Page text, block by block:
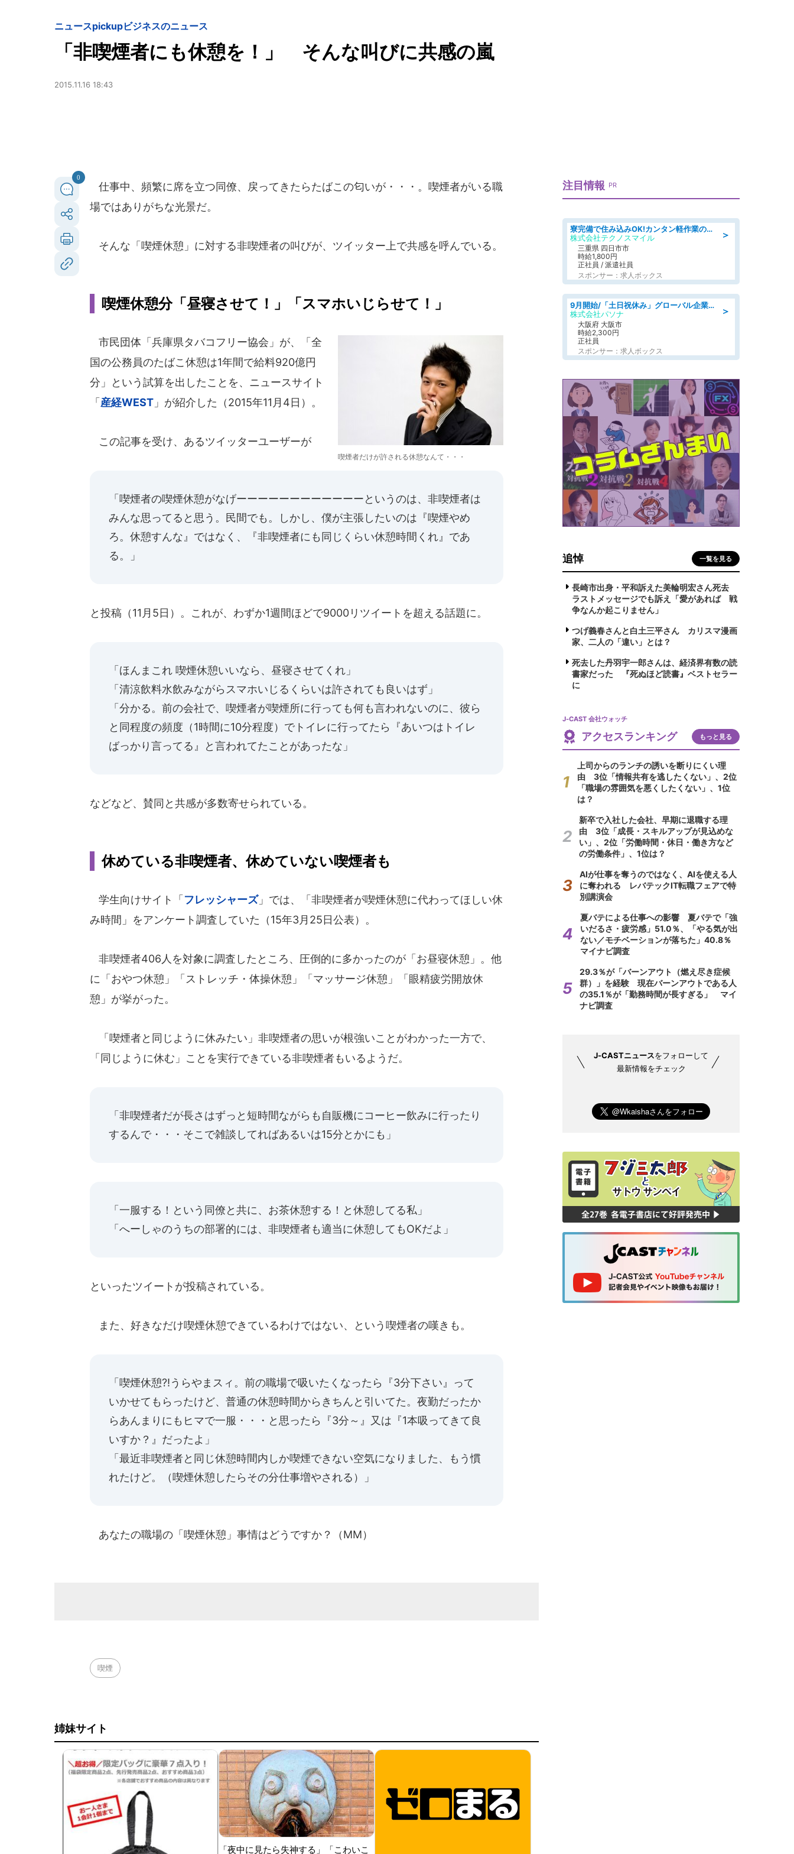
ニュースpickupビジネスのニュース
「非喫煙者にも休憩を！」 そんな叫びに共感の嵐
2015.11.16 18:43
0
仕事中、頻繁に席を立つ同僚、戻ってきたらたばこの匂いが・・・。喫煙者がいる職
場ではありがちな光景だ。
そんな「喫煙休憩」に対する非喫煙者の叫びが、ツイッター上で共感を呼んでいる。
喫煙休憩分「昼寝させて！」「スマホいじらせて！」
喫煙者だけが許される休憩なんて・・・
市民団体「兵庫県タバコフリー協会」が、「全
国の公務員のたばこ休憩は1年間で給料920億円
分」という試算を出したことを、ニュースサイト
「 産経WEST 」が紹介した（2015年11月4日）。
この記事を受け、あるツイッターユーザーが
「喫煙者の喫煙休憩がなげーーーーーーーーーーーーというのは、非喫煙者は
みんな思ってると思う。民間でも。しかし、僕が主張したいのは『喫煙やめ
ろ。休憩すんな』ではなく、『非喫煙者にも同じくらい休憩時間くれ』であ
る。」
と投稿（11月5日）。これが、わずか1週間ほどで9000リツイートを超える話題に。
「ほんまこれ 喫煙休憩いいなら、昼寝させてくれ」
「清涼飲料水飲みながらスマホいじるくらいは許されても良いはず」
「分かる。前の会社で、喫煙者が喫煙所に行っても何も言われないのに、彼ら
と同程度の頻度（1時間に10分程度）でトイレに行ってたら『あいつはトイレ
ばっかり言ってる』と言われてたことがあったな」
などなど、賛同と共感が多数寄せられている。
休めている非喫煙者、休めていない喫煙者も
学生向けサイト「 フレッシャーズ」では、「非喫煙者が喫煙休憩に代わってほしい休
み時間」をアンケート調査していた（15年3月25日公表）。
非喫煙者406人を対象に調査したところ、圧倒的に多かったのが「お昼寝休憩」。他
に「おやつ休憩」「ストレッチ・体操休憩」「マッサージ休憩」「眼精疲労開放休
憩」が挙がった。
「喫煙者と同じように休みたい」非喫煙者の思いが根強いことがわかった一方で、
「同じように休む」ことを実行できている非喫煙者もいるようだ。
「非喫煙者だが長さはずっと短時間ながらも自販機にコーヒー飲みに行ったり
するんで・・・そこで雑談してればあるいは15分とかにも」
「一服する！という同僚と共に、お茶休憩する！と休憩してる私」
「へーしゃのうちの部署的には、非喫煙者も適当に休憩してもOKだよ」
といったツイートが投稿されている。
また、好きなだけ喫煙休憩できているわけではない、という喫煙者の嘆きも。
「喫煙休憩?!うらやまスィ。前の職場で吸いたくなったら『3分下さい』って
いかせてもらったけど、普通の休憩時間からきちんと引いてた。夜勤だったか
らあんまりにもヒマで一服・・・と思ったら『3分～』又は『1本吸ってきて良
いすか？』だったよ」
「最近非喫煙者と同じ休憩時間内しか喫煙できない空気になりました、もう慣
れたけど。（喫煙休憩したらその分仕事増やされる）」
あなたの職場の「喫煙休憩」事情はどうですか？（MM）
喫煙
姉妹サイト
「夜中に見たら失神する」「こわいこ
注目情報 PR
＞
寮完備で住み込みOK!カンタン軽作業のお仕事 denso aichi
株式会社テクノスマイル
三重県 四日市市
時給1,800円
正社員 / 派遣社員
スポンサー：求人ボックス
＞
9月開始/「土日祝休み」グローバル企業での産業保健のお仕事/保健師/高時給/残業なし/服装自由
株式会社パソナ
大阪府 大阪市
時給2,300円
正社員
スポンサー：求人ボックス
追悼 一覧を見る
長崎市出身・平和訴えた美輪明宏さん死去
ラストメッセージでも訴え「愛があれば 戦
争なんか起こりません」
つげ義春さんと白土三平さん カリスマ漫画
家、二人の「違い」とは？
死去した丹羽宇一郎さんは、経済界有数の読
書家だった 『死ぬほど読書』ベストセラー
に
J-CAST 会社ウォッチ
アクセスランキング もっと見る
上司からのランチの誘いを断りにくい理
由 3位「情報共有を逃したくない」、2位
「職場の雰囲気を悪くしたくない」、1位
は？
新卒で入社した会社、早期に退職する理
由 3位「成長・スキルアップが見込めな
い」、2位「労働時間・休日・働き方など
の労働条件」、1位は？
AIが仕事を奪うのではなく、AIを使える人
に奪われる レバテックIT転職フェアで特
別講演会
夏バテによる仕事への影響 夏バテで「強
いだるさ・疲労感」51.0％、「やる気が出
ない／モチベーションが落ちた」40.8％
マイナビ調査
29.3％が「バーンアウト（燃え尽き症候
群）」を経験 現在バーンアウトである人
の35.1％が「勤務時間が長すぎる」 マイ
ナビ調査
J-CASTニュースをフォローして
最新情報をチェック